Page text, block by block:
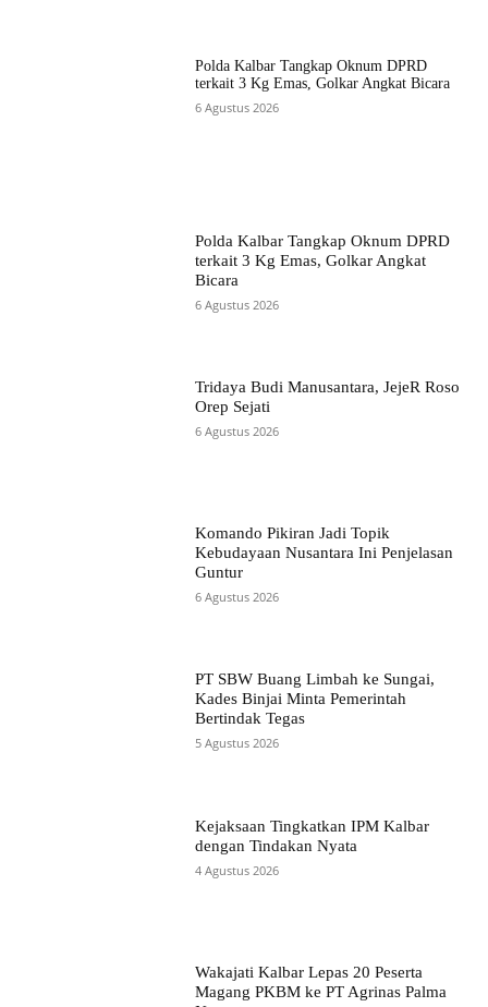
Polda Kalbar Tangkap Oknum DPRD
terkait 3 Kg Emas, Golkar Angkat Bicara
6 Agustus 2026
Polda Kalbar Tangkap Oknum DPRD
terkait 3 Kg Emas, Golkar Angkat
Bicara
6 Agustus 2026
Tridaya Budi Manusantara, JejeR Roso
Orep Sejati
6 Agustus 2026
Komando Pikiran Jadi Topik
Kebudayaan Nusantara Ini Penjelasan
Guntur
6 Agustus 2026
PT SBW Buang Limbah ke Sungai,
Kades Binjai Minta Pemerintah
Bertindak Tegas
5 Agustus 2026
Kejaksaan Tingkatkan IPM Kalbar
dengan Tindakan Nyata
4 Agustus 2026
Wakajati Kalbar Lepas 20 Peserta
Magang PKBM ke PT Agrinas Palma